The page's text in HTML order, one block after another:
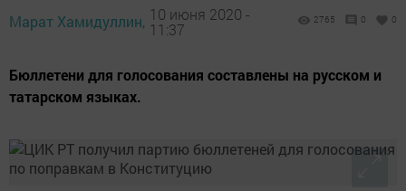
Марат Хамидуллин, 10 июня 2020 -
11:37
2765 0 0
Бюллетени для голосования составлены на русском и
татарском языках.